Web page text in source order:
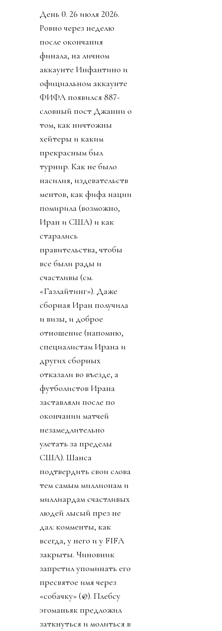
День 0. 26 июля 2026.
Ровно через неделю
после окончания
финала, на личном
аккаунте Инфантино и
официальном аккаунте
ФИФА появился 887-
словный пост Джанни о
том, как ничтожны
хейтеры и каким
прекрасным был
турнир. Как не было
насилия, издевательств
ментов, как фифа нации
помирила (возможно,
Иран и США) и как
старались
правительства, чтобы
все были рады и
счастливы (см.
«Газлайтинг»). Даже
сборная Иран получила
и визы, и доброе
отношение (напомню,
специалистам Ирана и
других сборных
отказали во въезде, а
футболистов Ирана
заставляли после по
окончании матчей
незамедлительно
улетать за пределы
США). Шанса
подтвердить свои слова
тем самым миллионам и
миллиардам счастливых
людей лысый през не
дал: комменты, как
всегда, у него и у FIFA
закрыты. Чиновник
запретил упоминать его
пресвятое имя через
«собачку» (@). Плебсу
эгоманьяк предложил
заткнуться и молиться в